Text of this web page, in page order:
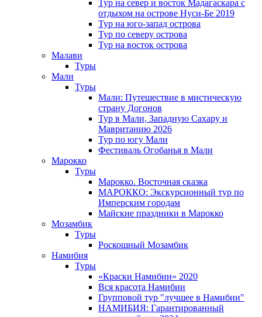
Тур на север и восток Мадагаскара с
отдыхом на острове Нуси-Бе 2019
Тур на юго-запад острова
Тур по северу острова
Тур на восток острова
Малави
Туры
Мали
Туры
Мали: Путешествие в мистическую
страну Догонов
Тур в Мали, Западную Сахару и
Мавританию 2026
Тур по югу Мали
Фестиваль Огобанья в Мали
Марокко
Туры
Марокко. Восточная сказка
МАРОККО: Экскурсионный тур по
Имперским городам
Майские праздники в Марокко
Мозамбик
Туры
Роскошный Мозамбик
Намибия
Туры
«Краски Намибии» 2020
Вся красота Намибии
Групповой тур "лучшее в Намибии"
НАМИБИЯ: Гарантированный